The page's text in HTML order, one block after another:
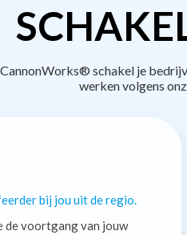
schakel je
werken volgens
bij jou uit de regio.
de voortgang van jouw